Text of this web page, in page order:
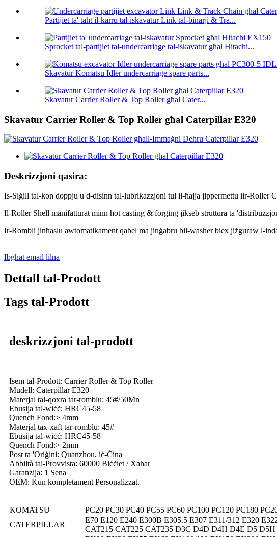
Partijiet ta' taħt il-karru tal-iskavatur Link tal-binarji & Tra...
Sprocket tal-partijiet tal-undercarriage tal-iskavatur għal Hitachi...
Skavatur Komatsu Idler undercarriage spare parts...
Skavatur Carrier Roller & Top Roller għal Cater...
Skavatur Carrier Roller & Top Roller għal Caterpillar E320
Deskrizzjoni qasira:
Is-Siġill tal-kon doppju u d-disinn tal-lubrikazzjoni tul il-ħajja jippermettu lir-Roller
Il-Roller Shell manifatturat minn hot casting & forging jikseb struttura ta
Ir-Rombli jinħaslu awtomatikament qabel ma jinġabru bil-washer biex jiżguraw l-
Ibgħat email lilna
Dettall tal-Prodott
Tags tal-Prodott
deskrizzjoni tal-prodott
Isem tal-Prodott: Carrier Roller & Top Roller
Mudell: Caterpillar E320
Materjal tal-qoxra tar-romblu: 45#/50Mn
Ebusija tal-wiċċ: HRC45-58
Quench Fond:> 4mm
Materjal tax-xaft tar-romblu: 45#
Ebusija tal-wiċċ: HRC45-58
Quench Fond:> 2mm
Post ta 'Oriġini: Quanzhou, iċ-Ċina
Abbiltà tal-Provvista: 60000 Biċċiet / Xahar
Garanzija: 1 Sena
OEM: Kun kompletament Personalizzat.
KOMATSU
PC20 PC30 PC40 PC55 PC60 PC100 PC120 PC180
CATERPILLAR
E70 E120 E240 E300B E305.5 E307 E311/312 E320
CAT215 CAT225 CAT235 D3C D4D D4H D4E D5